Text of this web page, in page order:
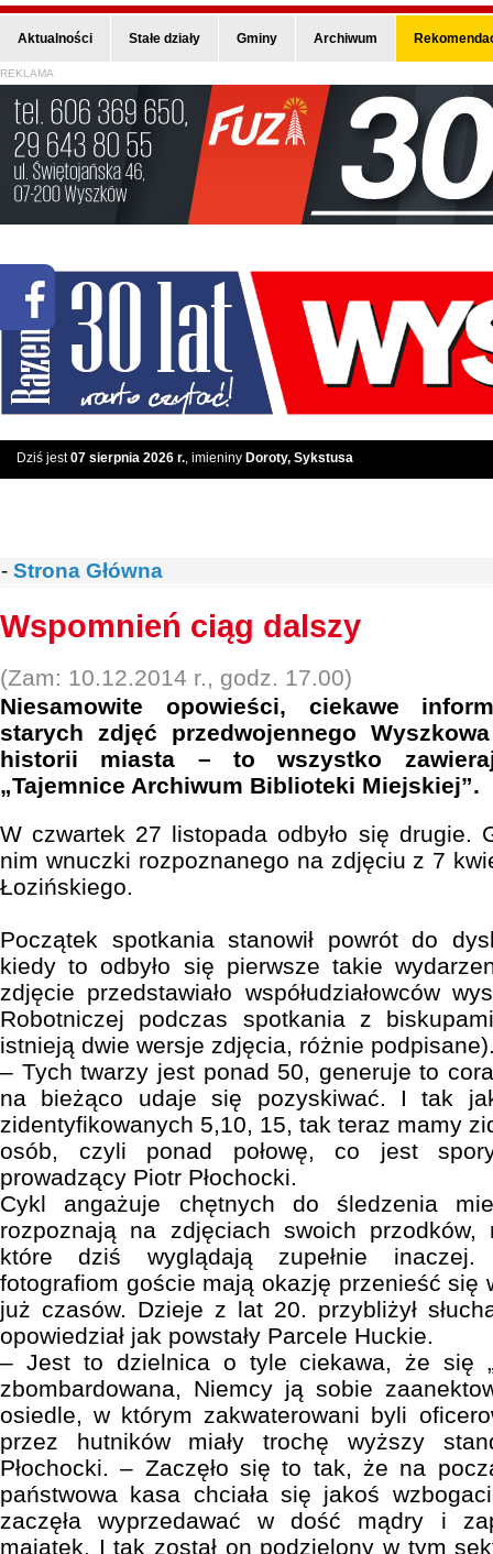
Aktualności Stałe działy Gminy Archiwum
REKLAMA
Dziś jest07 sierpnia 2026 r., imieniny Doroty, Sykstusa
- Strona Główna
Wspomnień ciąg dalszy
(Zam: 10.12.2014 r., godz. 17.00)
Niesamowite opowieści, ciekawe
starych zdjęć przedwojennego
historii miasta – to wszystko
„Tajemnice Archiwum Biblioteki Miejskiej”.
W czwartek 27 listopada odbyło się drugie.
nim wnuczki rozpoznanego na zdjęciu z 7
Łozińskiego.
Początek spotkania stanowił powrót do
kiedy to odbyło się pierwsze takie
zdjęcie przedstawiało współudziałowców
Robotniczej podczas spotkania z
istnieją dwie wersje zdjęcia, różnie
– Tych twarzy jest ponad 50, generuje to
na bieżąco udaje się pozyskiwać. I tak
zidentyfikowanych 5,10, 15, tak teraz mamy
osób, czyli ponad połowę, co jest
prowadzący Piotr Płochocki.
Cykl angażuje chętnych do śledzenia
rozpoznają na zdjęciach swoich przodków,
które dziś wyglądają zupełnie inaczej.
fotografiom goście mają okazję przenieść się
już czasów. Dzieje z lat 20. przybliżył
opowiedział jak powstały Parcele Huckie.
– Jest to dzielnica o tyle ciekawa, że się
zbombardowana, Niemcy ją sobie
osiedle, w którym zakwaterowani byli
przez hutników miały trochę wyższy
Płochocki. – Zaczęło się to tak, że na
państwowa kasa chciała się jakoś
zaczęła wyprzedawać w dość mądry i
majątek. I tak został on podzielony w tym